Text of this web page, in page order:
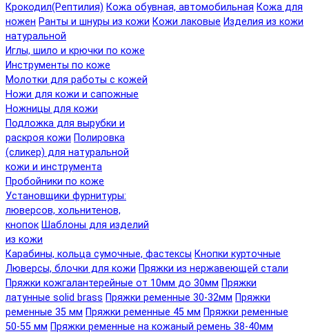
Крокодил(Рептилия) Кожа обувная, автомобильная Кожа для
ножен Ранты и шнуры из кожи Кожи лаковые Изделия из кожи
натуральной
Иглы, шило и крючки по коже
Инструменты по коже
Молотки для работы с кожей
Ножи для кожи и сапожные
Ножницы для кожи
Подложка для вырубки и
раскроя кожи Полировка
(сликер) для натуральной
кожи и инструмента
Пробойники по коже
Установщики фурнитуры:
люверсов, хольнитенов,
кнопок Шаблоны для изделий
из кожи
Карабины, кольца сумочные, фастексы Кнопки курточные
Люверсы, блочки для кожи Пряжки из нержавеющей стали
Пряжки кожгалантерейные от 10мм до 30мм Пряжки
латунные solid brass Пряжки ременные 30-32мм Пряжки
ременные 35 мм Пряжки ременные 45 мм Пряжки ременные
50-55 мм Пряжки ременные на кожаный ремень 38-40мм